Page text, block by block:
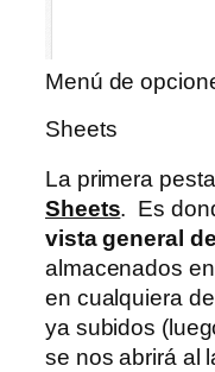
Menú de
Sheets
La primera
Sheets. Es
vista general
almacenados
en cualquiera
ya subidos
se nos abrirá al